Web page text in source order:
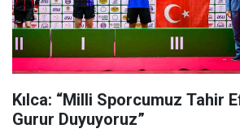
Kılca: “Milli Sporcumuz Tahir
Gurur Duyuyoruz”